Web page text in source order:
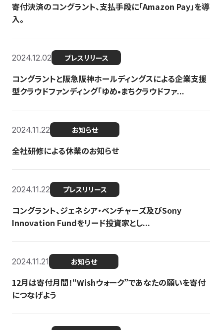
寄付決済のコングラント、支払手段に「Amazon Pay」を導
入。
2024.12.02 プレスリリース
コングラントと阪急阪神ホールディングスによる企業支援
型クラウドファンディング「ゆめ•まちクラウドファ...
2024.11.22 お知らせ
全社研修による休業のお知らせ
2024.11.22 プレスリリース
コングラント、ジェネシア・ベンチャーズ及びSony
Innovation Fundをリード投資家とし...
2024.11.21 お知らせ
12月は寄付月間！“Wishウォーク”であなたの願いを寄付
につなげよう